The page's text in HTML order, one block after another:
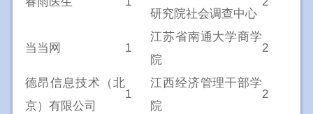
研究院社会调查中心
当当网 1
江苏省南通大学商学
院
2
德昂信息技术（北
京）有限公司
1
江西经济管理干部学
院
2